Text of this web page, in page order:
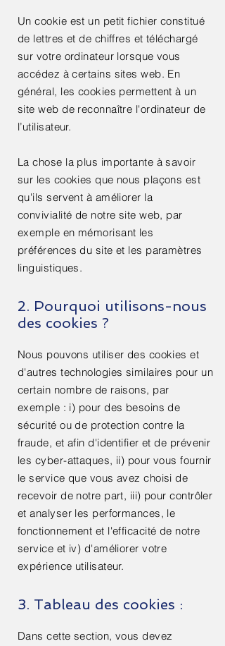
Un cookie est un petit fichier constitué
de lettres et de chiffres et téléchargé
sur votre ordinateur lorsque vous
accédez à certains sites web. En
général, les cookies permettent à un
site web de reconnaître l'ordinateur de
l’utilisateur.
La chose la plus importante à savoir
sur les cookies que nous plaçons est
qu'ils servent à améliorer la
convivialité de notre site web, par
exemple en mémorisant les
préférences du site et les paramètres
linguistiques.
2. Pourquoi utilisons-nous
des cookies ?
Nous pouvons utiliser des cookies et
d'autres technologies similaires pour un
certain nombre de raisons, par
exemple : i) pour des besoins de
sécurité ou de protection contre la
fraude, et afin d'identifier et de prévenir
les cyber-attaques, ii) pour vous fournir
le service que vous avez choisi de
recevoir de notre part, iii) pour contrôler
et analyser les performances, le
fonctionnement et l'efficacité de notre
service et iv) d'améliorer votre
expérience utilisateur.
3. Tableau des cookies :
Dans cette section, vous devez